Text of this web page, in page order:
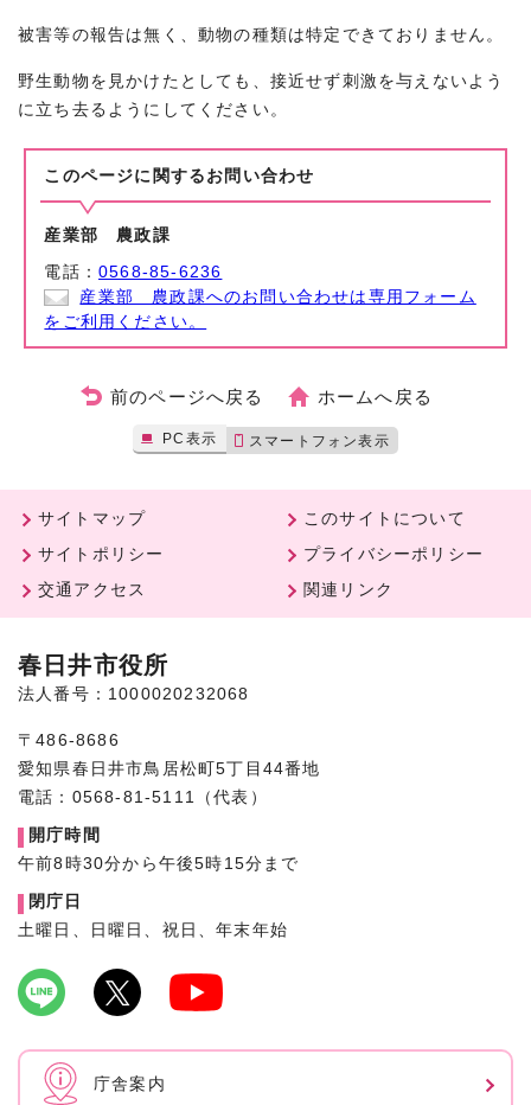
被害等の報告は無く、動物の種類は特定できておりません。
野生動物を見かけたとしても、接近せず刺激を与えないよう
に立ち去るようにしてください。
このページに関する お問い合わせ
産業部 農政課
電話：0568-85-6236
産業部 農政課へのお問い合わせは専用フォーム
をご利用ください。
前のページへ戻る ホームへ戻る
PC表示 スマートフォン表示
サイトマップ
このサイトについて
サイトポリシー
プライバシーポリシー
交通アクセス
関連リンク
春日井市役所
法人番号：1000020232068
〒486-8686
愛知県春日井市鳥居松町5丁目44番地
電話：0568-81-5111（代表）
開庁時間
午前8時30分から午後5時15分まで
閉庁日
土曜日、日曜日、祝日、年末年始
庁舎案内